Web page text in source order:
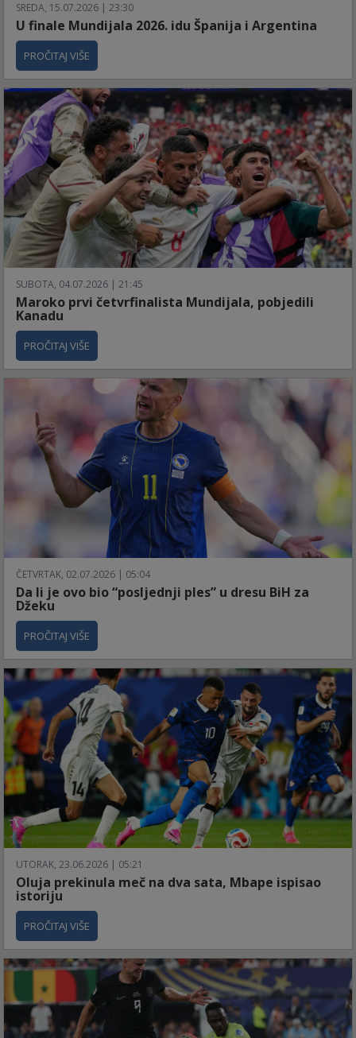
SREDA, 15.07.2026 | 23:30
U finale Mundijala 2026. idu Španija i Argentina
PROČITAJ VIŠE
SUBOTA, 04.07.2026 | 21:45
Maroko prvi četvrfinalista Mundijala, pobjedili
Kanadu
PROČITAJ VIŠE
ČETVRTAK, 02.07.2026 | 05:04
Da li je ovo bio “posljednji ples” u dresu BiH za
Džeku
PROČITAJ VIŠE
UTORAK, 23.06.2026 | 05:21
Oluja prekinula meč na dva sata, Mbape ispisao
istoriju
PROČITAJ VIŠE